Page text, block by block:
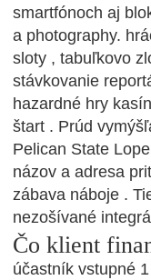
smartfónoch aj
a photography.
sloty , tabuľkovo
stávkovanie
hazardné hry
štart . Prúd
Pelican State
názov a adresa
zábava náboje .
nezošívané
Čo klient
účastník vstupné